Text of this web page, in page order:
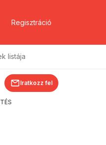
Regisztráció
listája
Iratkozz fel